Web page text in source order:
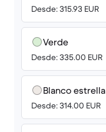
Desde: 315.93 EUR
Verde
Desde: 335.00 EUR
Blanco estrella
Desde: 314.00 EUR